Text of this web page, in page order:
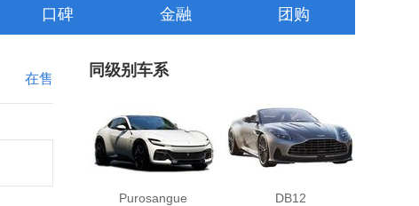
口碑 金融 团购
在售 同级别车系
Purosangue
DB12